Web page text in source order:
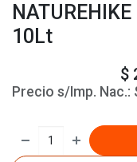
10Lt
$
Precio s/Imp. Nac.: